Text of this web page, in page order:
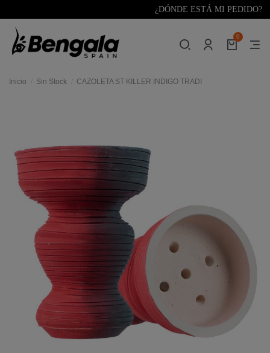
¿DÓNDE ESTÁ MI PEDIDO?
0
Inicio Sin Stock CAZOLETA ST KILLER INDIGO TRADI